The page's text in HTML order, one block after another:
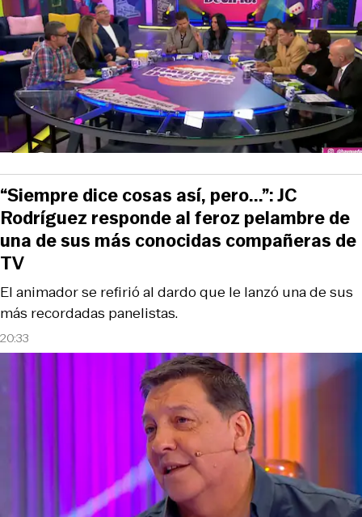
20:33
El animador se refirió al dardo que le lanzó una de sus
más recordadas panelistas.
“Siempre dice cosas así, pero...”: JC
Rodríguez responde al feroz pelambre de
una de sus más conocidas compañeras de
TV